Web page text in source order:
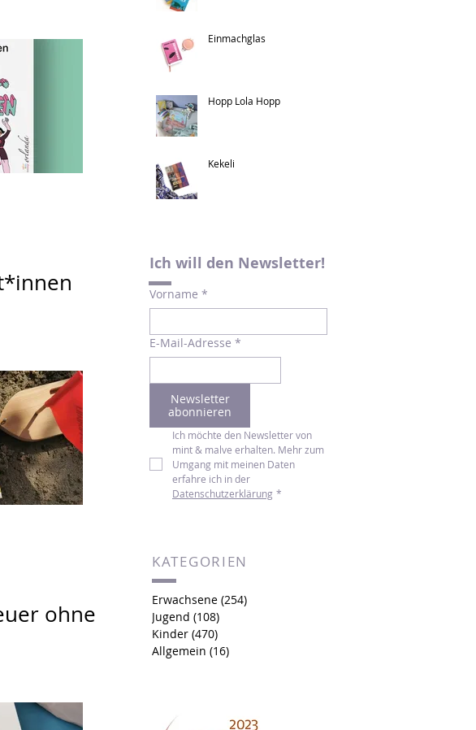
ohne
Einmachglas
Hopp Lola Hopp
Kekeli
Ich will den Newsletter!
Vorname *
E-Mail-Adresse *
Newsletter
abonnieren
Ich möchte den Newsletter von
mint & malve erhalten. Mehr zum
Umgang mit meinen Daten
Datenschutzerklärung *
KATEGORIEN
Erwachsene (254)
Jugend (108)
Kinder (470)
Allgemein (16)